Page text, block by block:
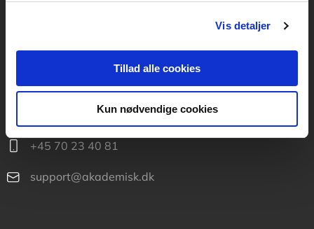
Vis detaljer
Tillad alle cookies
Kun nødvendige cookies
Kontakt teknisk support
Mandag-fredag: kl. 8-16
+45 70 23 40 81
support@akademisk.dk